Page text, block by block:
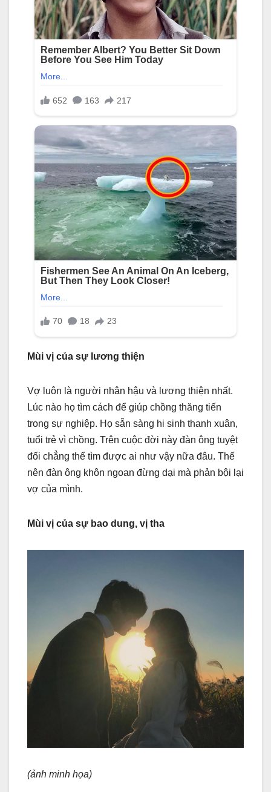
Mùi vị của sự lương thiện
Vợ luôn là người nhân hậu và lương thiện nhất.
Lúc nào họ tìm cách để giúp chồng thăng tiến
trong sự nghiệp. Họ sẵn sàng hi sinh thanh xuân,
tuổi trẻ vì chồng. Trên cuộc đời này đàn ông tuyệt
đối chẳng thể tìm được ai như vậy nữa đâu. Thế
nên đàn ông khôn ngoan đừng dại mà phản bội lại
vợ của mình.
Mùi vị của sự bao dung, vị tha
(ảnh minh họa)